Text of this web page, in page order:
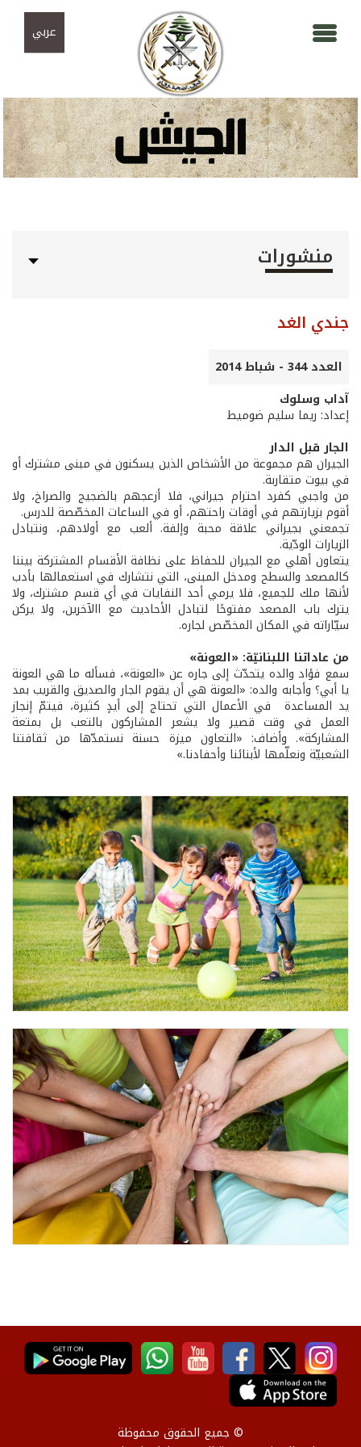
عربي
منشورات
جندي الغد
العدد 344 - شباط 2014
آداب وسلوك
إعداد: ريما سليم ضوميط
الجار قبل الدار
الجيران هم مجموعة من الأشخاص الذين يسكنون في مبنى مشترك أو
في بيوت متقاربة.
من واجبي كفرد احترام جيراني، فلا أزعجهم بالضجيج والصراخ، ولا
أقوم بزيارتهم في أوقات راحتهم، أو في الساعات المخصّصة للدرس.
تجمعني بجيراني علاقة محبة وإلفة. ألعب مع أولادهم، ونتبادل
الزيارات الودّية.
يتعاون أهلي مع الجيران للحفاظ على نظافة الأقسام المشتركة بيننا
كالمصعد والسطح ومدخل المبنى، التي نتشارك في استعمالها بأدب
لأنها ملك للجميع، فلا يرمي أحد النفايات في أي قسم مشترك، ولا
يترك باب المصعد مفتوحًا لتبادل الأحاديث مع االآخرين، ولا يركن
سيّاراته في المكان المخصّص لجاره.
من عاداتنا اللبنانيّة: «العونة»
سمع فؤاد والده يتحدّث إلى جاره عن «العونة»، فسأله ما هي العونة
يا أبي؟ وأجابه والده: «العونة هي أن يقوم الجار والصديق والقريب بمد
يد المساعدة في الأعمال التي تحتاج إلى أيدٍ كثيرة، فيتمّ إنجاز
العمل في وقت قصير ولا يشعر المشاركون بالتعب بل بمتعة
المشاركة». وأضاف: «التعاون ميزة حسنة نستمدّها من ثقافتنا
الشعبيّة ونعلّمها لأبنائنا وأحفادنا.»
© جميع الحقوق محفوظة